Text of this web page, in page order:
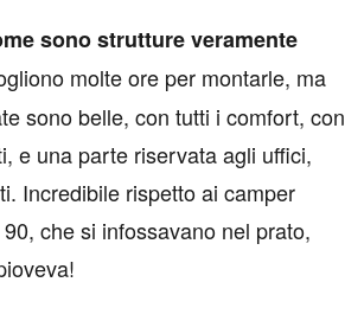
sono strutture veramente
molte ore per montarle, ma
sono belle, con tutti i comfort, con
e una parte riservata agli uffici,
Incredibile rispetto ai camper
90, che si infossavano nel prato,